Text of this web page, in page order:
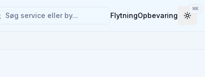
Søg service eller by...
⌘K
FlytningOpbevaring